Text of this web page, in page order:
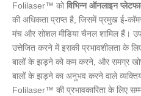
Folilaser™ को विभिन्न ऑनलाइन
की अधिकता प्राप्त है, जिसमें प्रमुख ई-
मंच और सोशल मीडिया चैनल शामिल हैं।
उत्तेजित करने में इसकी प्रभावशीलता के
बालों के झड़ने को कम करने, और समग्र
बालों के झड़ने का अनुभव करने वाले
Folilaser™ की प्रभावकारिता के लिए